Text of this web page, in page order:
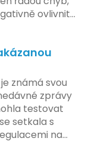
ovlivnit
měli vyvarovat.
známá svou
zprávy
testovat
setkala s
na